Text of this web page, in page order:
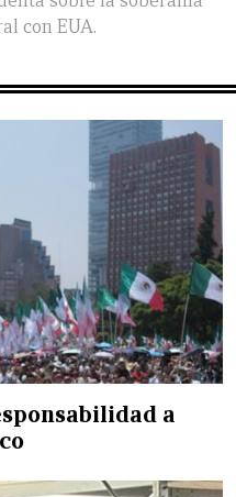
con EUA.
a